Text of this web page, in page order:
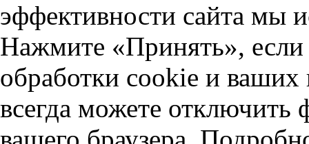
эффективности сайта мы
Нажмите «Принять», если
обработки cookie и
всегда можете отключить